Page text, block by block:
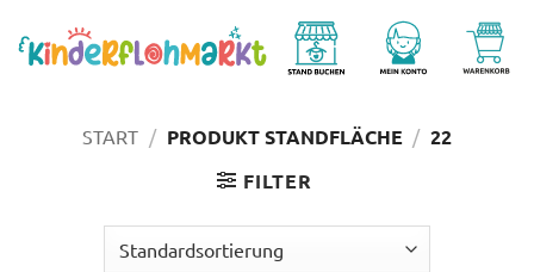
Inhalt
springen
START / PRODUKT STANDFLÄCHE / 22
FILTER